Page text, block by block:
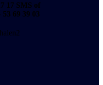
17 SMS of
53 69 39 03